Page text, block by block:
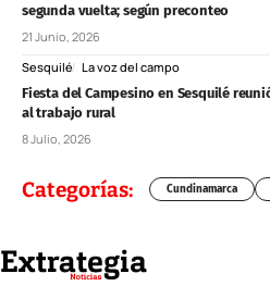
segunda vuelta; según preconteo
21 Junio, 2026
Sesquilé La voz del campo
Fiesta del Campesino en Sesquilé
al trabajo rural
8 Julio, 2026
Categorías: Cundinamarca